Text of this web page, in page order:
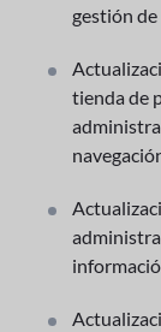
gestión de
tienda de